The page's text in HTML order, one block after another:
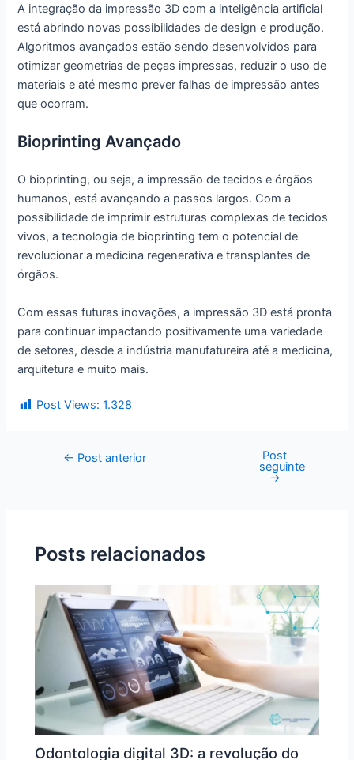
A integração da impressão 3D com a inteligência artificial
está abrindo novas possibilidades de design e produção.
Algoritmos avançados estão sendo desenvolvidos para
otimizar geometrias de peças impressas, reduzir o uso de
materiais e até mesmo prever falhas de impressão antes
que ocorram.
Bioprinting Avançado
O bioprinting, ou seja, a impressão de tecidos e órgãos
humanos, está avançando a passos largos. Com a
possibilidade de imprimir estruturas complexas de tecidos
vivos, a tecnologia de bioprinting tem o potencial de
revolucionar a medicina regenerativa e transplantes de
órgãos.
Com essas futuras inovações, a impressão 3D está pronta
para continuar impactando positivamente uma variedade
de setores, desde a indústria manufatureira até a medicina,
arquitetura e muito mais.
Post Views: 1.328
← Post anterior Post
seguinte
→
Posts relacionados
Odontologia digital 3D: a revolução do